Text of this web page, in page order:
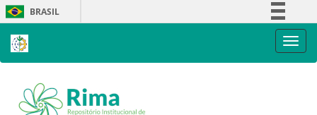
Skip
navigation
BRASIL